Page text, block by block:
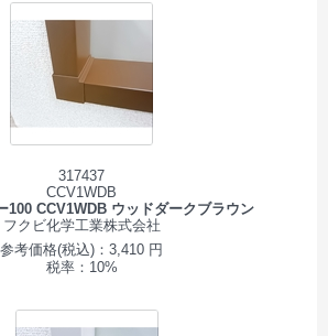
317437
CCV1WDB
100 CCV1WDB ウッドダークブラウン
フクビ化学工業株式会社
参考価格(税込)：3,410 円
税率：10%